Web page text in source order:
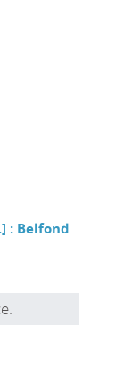
: Belfond